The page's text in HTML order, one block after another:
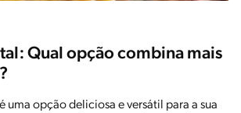
Qual opção combina mais
uma opção deliciosa e versátil para a sua